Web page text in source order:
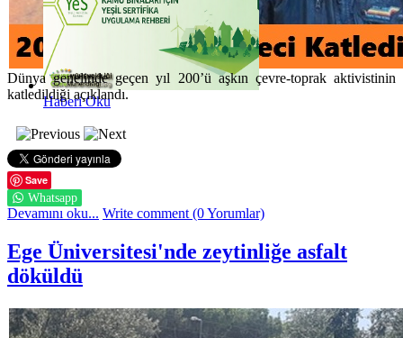
Haberi Oku
Dünya genelinde geçen yıl 200’ü aşkın çevre-toprak aktivistinin
katledildiği açıklandı.
Save
Whatsapp
Devamını oku... Write comment (0 Yorumlar)
Ege Üniversitesi'nde zeytinliğe asfalt
döküldü